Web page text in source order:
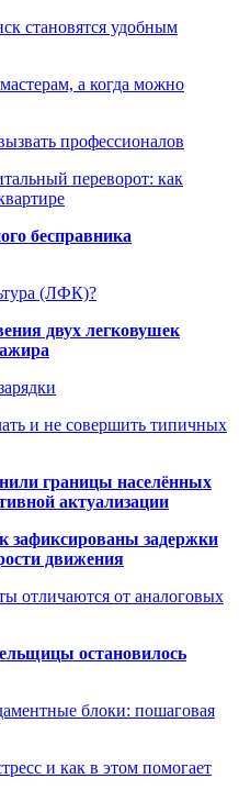
становятся удобным
а когда можно
профессионалов
переворот: как
бесправника
(ЛФК)?
двух легковушек
и не совершить типичных
границы населённых
актуализации
зафиксированы задержки
движения
отличаются от аналоговых
остановилось
блоки: пошаговая
и как в этом помогает